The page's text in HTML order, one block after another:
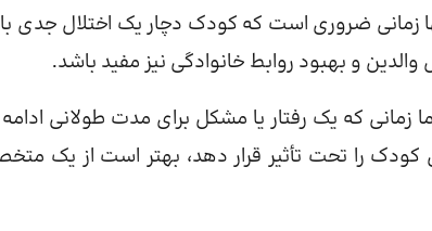
زمانی ضروری است که کودک دچار یک اختلال جدی
و بهبود روابط خانوادگی نیز مفید باشد.
که یک رفتار یا مشکل برای مدت طولانی ادامه
کودک را تحت تأثیر قرار دهد، بهتر است از یک